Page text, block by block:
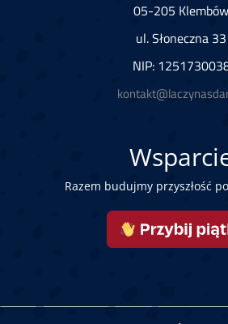
05-205 Klembów
ul. Słoneczna 33
NIP:
Razem budujmy przyszłość